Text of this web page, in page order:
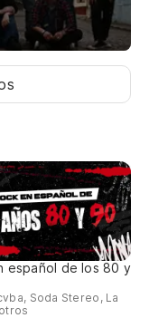
español de los 80 y
Soda Stereo, La